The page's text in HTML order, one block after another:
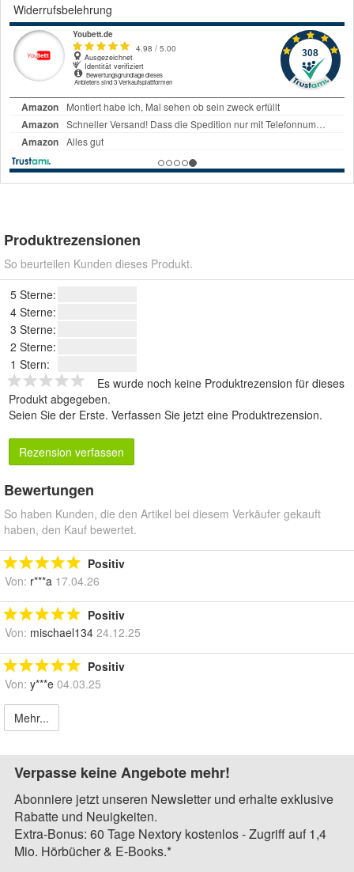
Widerrufsbelehrung
Produktrezensionen
So beurteilen Kunden dieses Produkt.
5 Sterne:
4 Sterne:
3 Sterne:
2 Sterne:
1 Stern:
Es wurde noch keine Produktrezension für dieses
Produkt abgegeben.
Seien Sie der Erste. Verfassen Sie jetzt eine Produktrezension.
Rezension verfassen
Bewertungen
So haben Kunden, die den Artikel bei diesem Verkäufer gekauft
haben, den Kauf bewertet.
Positiv
Von: r***a 17.04.26
Positiv
Von: mischael134 24.12.25
Positiv
Von: y***e 04.03.25
Mehr...
Verpasse keine Angebote mehr!
Abonniere jetzt unseren Newsletter und erhalte exklusive
Rabatte und Neuigkeiten.
Extra-Bonus: 60 Tage Nextory kostenlos - Zugriff auf 1,4
Mio. Hörbücher & E-Books.*